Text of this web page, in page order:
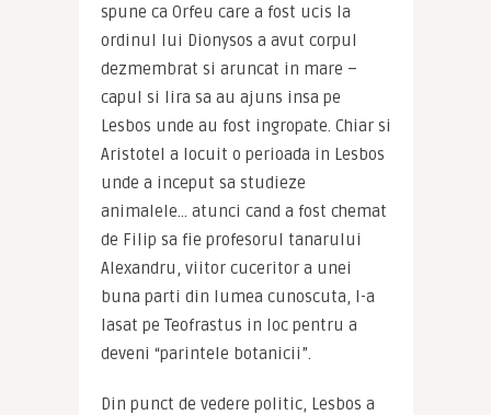
spune ca Orfeu care a fost ucis la
ordinul lui Dionysos a avut corpul
dezmembrat si aruncat in mare –
capul si lira sa au ajuns insa pe
Lesbos unde au fost ingropate. Chiar si
Aristotel a locuit o perioada in Lesbos
unde a inceput sa studieze
animalele… atunci cand a fost chemat
de Filip sa fie profesorul tanarului
Alexandru, viitor cuceritor a unei
buna parti din lumea cunoscuta, l-a
lasat pe Teofrastus in loc pentru a
deveni “parintele botanicii”.
Din punct de vedere politic, Lesbos a